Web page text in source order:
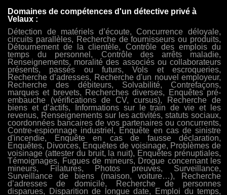
Domaines de compétences d'un détective privé à
Velaux :
Détection de matériels d’écoute, Concurrence déloyale,
circuits parallèles, Recherche de fournisseurs ou produits,
Détournement de la clientèle, Contrôle des emplois du
temps du personnel, Contrôle des arrêts maladie,
Renseignements, moralité des associés ou collaborateurs
présents, passés ou futurs, Vols et escroqueries,
Recherche d’adresses, Recherche d'un nouvel employeur,
Recherche des débiteurs, Solvabilité, Contrefaçons,
marques et brevets, Recherches diverses, Enquêtes pré-
embauche (vérifications de CV, cursus), Recherche de
biens et d’actifs, Informations sur le train de vie et les
revenus, Renseignements sur les activités, statuts sociaux,
coordonnées bancaires de vos partenaires ou concurrents,
Contre-espionnage industriel, Enquête en cas de sinistre
d'incendie, Enquête en cas de fausse déclaration,
Enquêtes, Divorces, Enquêtes de voisinage, Problèmes de
voisinage (attester du bruit, la nuit), Enquêtes prénuptiales,
Témoignages, Fugues de mineurs, Drogue concernant les
mineurs, Filatures, Photos preuves, Surveillance,
Surveillance de biens (maison, voiture…), Recherche
d’adresses de domicile, Recherche de personnes
disparues, Disparition de longue date, Emploi du temps,